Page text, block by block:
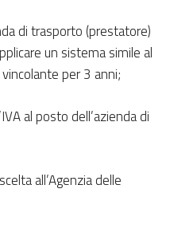
di trasporto (prestatore)
un sistema simile al
per 3 anni;
al posto dell’azienda di
all’Agenzia delle